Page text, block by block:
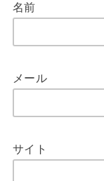
名前
メール
サイト